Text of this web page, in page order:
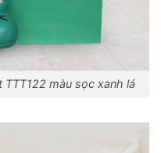
màu sọc xanh lá